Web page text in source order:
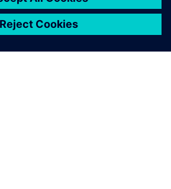
systemtilgjengelighet
Power-hub